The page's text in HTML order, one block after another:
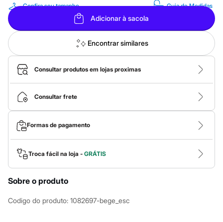
Novidades
Roupas
Blusas e Camisetas
Básicos
Calças
Casacos e Jaquetas
Jeans
Macacões
Saias
Shorts e Bermudas
Vestidos
Acessórios
Bolsas
Bonés e Chapéus
Bijoux
Cintos
Óculos
Relógios
Calçados
Botas
Chinelos
Sandálias
Confira seu tamanho Guia de Medidas
Adicionar à sacola
Encontrar similares
Consultar produtos em lojas proximas
Consultar frete
Formas de pagamento
Troca fácil na loja - GRÁTIS
Sobre o produto
Codigo do produto: 1082697-bege_esc